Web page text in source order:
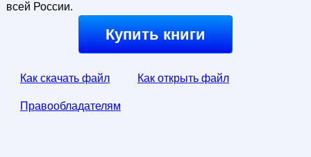
всей России.
Купить книги
Как скачать файл Как открыть файл
Правообладателям